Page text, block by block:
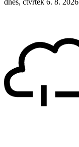
dnes, čtvrtek 6. 8. 2026